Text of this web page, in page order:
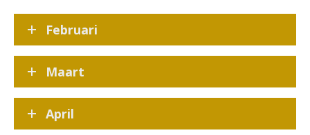
Februari
Maart
April